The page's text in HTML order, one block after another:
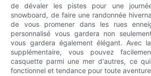
de dévaler les pistes pour une
snowboard, de faire une randonnée
de vous promener dans les rues
personnalisé vous gardera non
vous gardera également élégant. Avec
supplémentaire, vous pouvez
casquette parmi une mer d'autres, ce
fonctionnel et tendance pour toute